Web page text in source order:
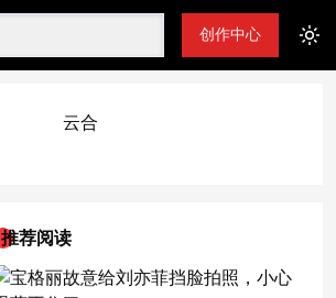
创作中心
云合
推荐阅读